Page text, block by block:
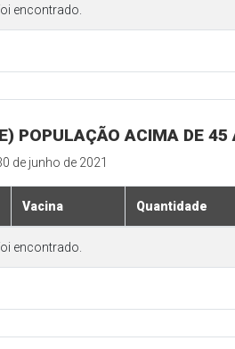
encontrado.
POPULAÇÃO ACIMA DE 45
de junho de 2021
Vacina Quantidade
encontrado.